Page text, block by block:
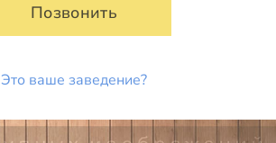
Позвонить
Это ваше заведение?